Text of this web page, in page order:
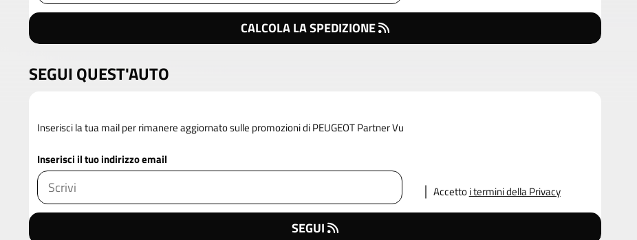
CALCOLA LA SPEDIZIONE
SEGUI QUEST'AUTO
Inserisci la tua mail per rimanere aggiornato sulle promozioni di PEUGEOT Partner Vu
Inserisci il tuo indirizzo email
Accettoi termini della Privacy
SEGUI